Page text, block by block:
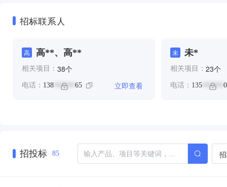
招标联系人
高 高**、高**
相关项目： 38个
电话： 138 ****** 65 立即查看
未 未*
相关项目： 23个
电话： 135******
招投标 85